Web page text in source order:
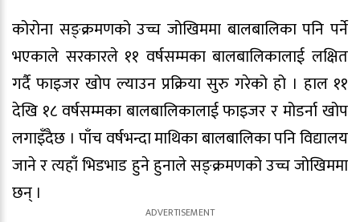
कोरोना सङ्क्रमणको उच्च जोखिममा बालबालिका पनि पर्ने
भएकाले सरकारले ११ वर्षसम्मका बालबालिकालाई लक्षित
गर्दै फाइजर खोप ल्याउन प्रक्रिया सुरु गरेको हो । हाल ११
देखि १८ वर्षसम्मका बालबालिकालाई फाइजर र मोडर्ना खोप
लगाइँदैछ । पाँच वर्षभन्दा माथिका बालबालिका पनि विद्यालय
जाने र त्यहाँ भिडभाड हुने हुनाले सङ्क्रमणको उच्च जोखिममा
छन् ।